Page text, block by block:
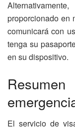
proporcionado en
comunicará con
tenga su
en su dispositivo.
El servicio de